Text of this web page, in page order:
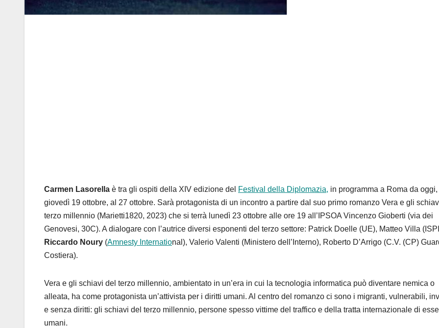
Carmen Lasorella è tra gli ospiti della XIV edizione del Festival della Diplomazia, in programma a Roma da oggi,
giovedì 19 ottobre, al 27 ottobre. Sarà protagonista di un incontro a partire dal suo primo romanzo Vera e gli
terzo millennio (Marietti1820, 2023) che si terrà lunedì 23 ottobre alle ore 19 all’IPSOA Vincenzo Gioberti (via dei
Genovesi, 30C). A dialogare con l’autrice diversi esponenti del terzo settore: Patrick Doelle (UE), Matteo Villa
Riccardo Noury (Amnesty International), Valerio Valenti (Ministero dell’Interno), Roberto D’Arrigo (C.V. (CP)
Costiera).
Vera e gli schiavi del terzo millennio, ambientato in un’era in cui la tecnologia informatica può diventare nemica o
alleata, ha come protagonista un’attivista per i diritti umani. Al centro del romanzo ci sono i migranti, vulnerabili,
e senza diritti: gli schiavi del terzo millennio, persone spesso vittime del traffico e della tratta internazionale di
umani.